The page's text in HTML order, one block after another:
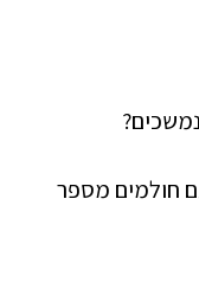
חולמים מספר